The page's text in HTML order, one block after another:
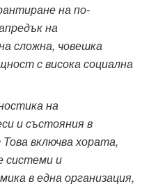
напо-
на
сложна, човешка
с висока социална
на
и състояния в
Това включва хората,
системи и
в една организация,